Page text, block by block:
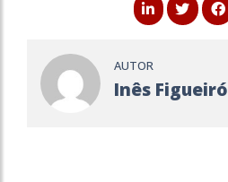
AUTOR
Inês Figueiró